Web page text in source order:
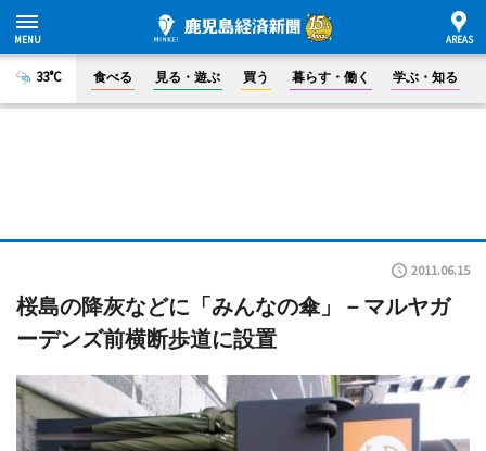
33°C 食べる 見る・遊ぶ 買う 暮らす・働く 学ぶ・知る
2011.06.15
桜島の降灰などに「みんなの傘」－マルヤガ
ーデンズ前横断歩道に設置